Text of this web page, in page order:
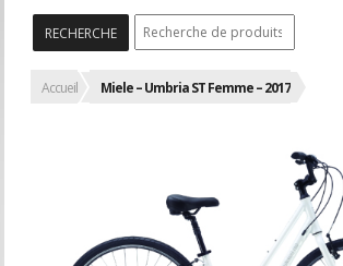
RECHERCHE
Accueil Miele – Umbria ST Femme – 2017